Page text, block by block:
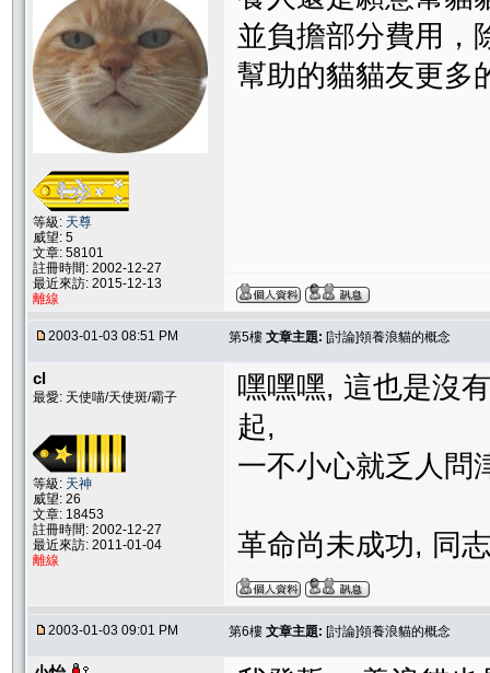
等級: 天尊
威望: 5
文章: 58101
註冊時間: 2002-12-27
最近來訪: 2015-12-13
離線
並負擔部分費用，
幫助的貓貓友更多
2003-01-03 08:51 PM 第5樓 文章主題: [討論]領養浪貓的概念
cl
最愛: 天使喵/天使斑/霸子
等級: 天神
威望: 26
文章: 18453
註冊時間: 2002-12-27
最近來訪: 2011-01-04
離線
嘿嘿嘿, 這也是沒
起,
一不小心就乏人問
革命尚未成功, 同
2003-01-03 09:01 PM 第6樓 文章主題: [討論]領養浪貓的概念